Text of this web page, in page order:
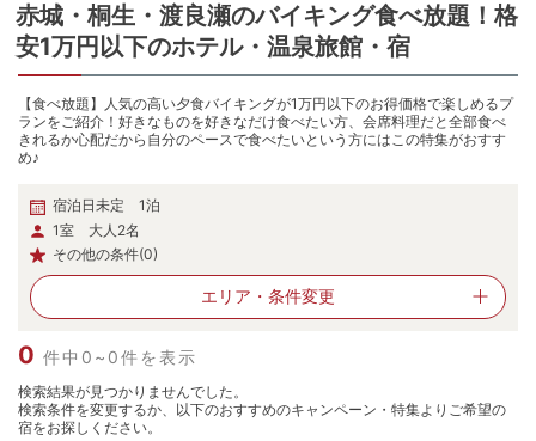
赤城・桐生・渡良瀬のバイキング食べ放題！格
安1万円以下のホテル・温泉旅館・宿
【食べ放題】人気の高い夕食バイキングが1万円以下のお得価格で楽しめるプ
ランをご紹介！好きなものを好きなだけ食べたい方、会席料理だと全部食べ
きれるか心配だから自分のペースで食べたいという方にはこの特集がおすす
め♪
宿泊日未定 1泊
1室 大人2名
その他の条件(0)
エリア・ 条件変更
0 件中0~0件を表示
検索結果が見つかりませんでした。
検索条件を変更するか、以下のおすすめのキャンペーン・特集よりご希望の
宿をお探しください。